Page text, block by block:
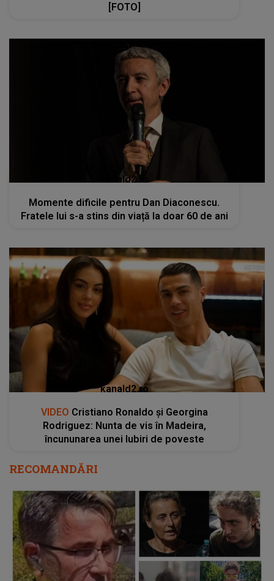
[FOTO]
kanald2.ro
Momente dificile pentru Dan Diaconescu.
Fratele lui s-a stins din viață la doar 60 de ani
kanald2.ro
VIDEO Cristiano Ronaldo și Georgina
Rodriguez: Nunta de vis în Madeira,
încununarea unei Iubiri de poveste
RECOMANDĂRI